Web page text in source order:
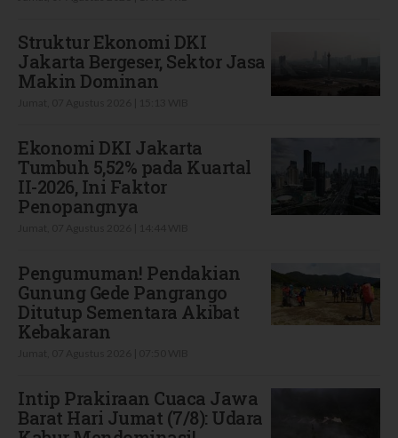
Struktur Ekonomi DKI
Jakarta Bergeser, Sektor Jasa
Makin Dominan
Ekonomi DKI Jakarta
Tumbuh 5,52% pada Kuartal
II-2026, Ini Faktor
Penopangnya
Pengumuman! Pendakian
Gunung Gede Pangrango
Ditutup Sementara Akibat
Kebakaran
Intip Prakiraan Cuaca Jawa
Barat Hari Jumat (7/8): Udara